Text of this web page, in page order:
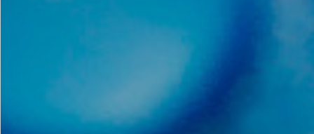
물의 가치를 높이다
22년, 연구와 개발에 투자해온 열정
미래를 엽니다- 샤워플러스